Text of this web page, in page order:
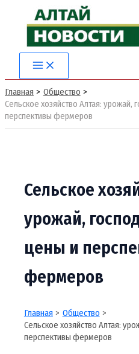
содержимому
Main
Menu
Главная
Общество
Сельское хозяйство Алтая: урожай,
перспективы фермеров
Сельское
урожай,
цены и
фермеров
Главная
Общество
Сельское хозяйство Алтая:
перспективы фермеров